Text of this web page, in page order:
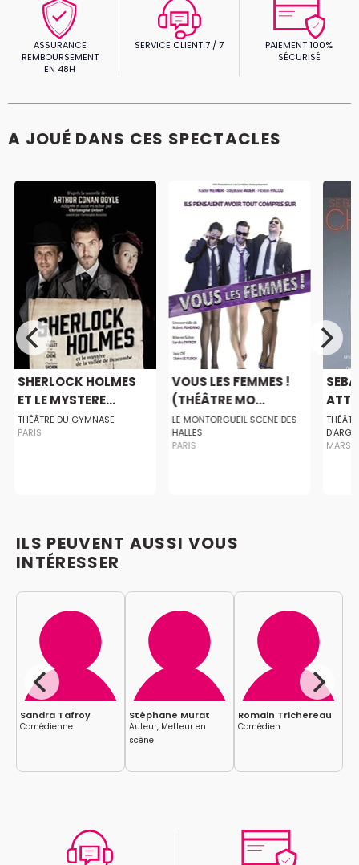
ASSURANCE
REMBOURSEMENT
EN 48H
SERVICE CLIENT 7 / 7
PAIEMENT 100%
SÉCURISÉ
A JOUÉ DANS CES SPECTACLES
SHERLOCK HOLMES
ET LE MYSTERE...
THÉÂTRE DU GYMNASE
PARIS
VOUS LES FEMMES !
(THÉÂTRE MO...
LE MONTORGUEIL SCENE DES
HALLES
PARIS
ILS PEUVENT AUSSI VOUS
INTÉRESSER
Sandra Tafroy
Comédienne
Stéphane Murat
Auteur, Metteur en
scène
Romain Trichereau
Comédien